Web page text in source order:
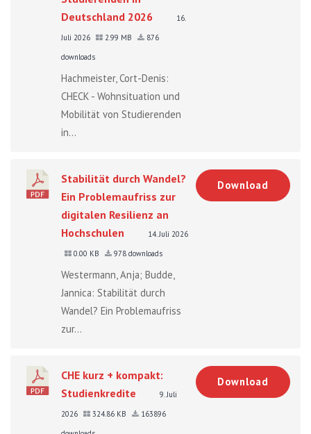
Deutschland 2026
16.
Juli 2026
2.99 MB
876
downloads
Hachmeister, Cort-Denis:
CHECK - Wohnsituation und
Mobilität von Studierenden
in...
Stabilität durch Wandel?
Ein Problemaufriss zur
digitalen Resilienz an
Hochschulen
14. Juli 2026
0.00 KB
978 downloads
Westermann, Anja; Budde,
Jannica: Stabilität durch
Wandel? Ein Problemaufriss
zur...
Download
CHE kurz + kompakt:
Studienkredite
9. Juli
2026
324.86 KB
163896
Download